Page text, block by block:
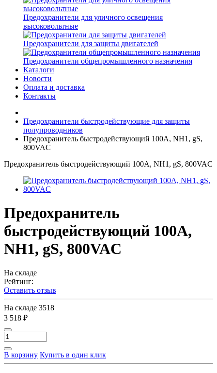
Предохранители для уличного освещения
высоковольтные
Предохранители для защиты двигателей
Предохранители общепромышленного назначения
Каталоги
Новости
Оплата и доставка
Контакты
Предохранители быстродействующие для защиты
полупроводников
Предохранитель быстродействующий 100A, NH1, gS,
800VAC
Предохранитель быстродействующий 100A, NH1, gS, 800VAC
Предохранитель
быстродействующий 100A,
NH1, gS, 800VAC
На складе
Рейтинг:
Оставить отзыв
На складе 3518
3 518 ₽
В корзину Купить в один клик